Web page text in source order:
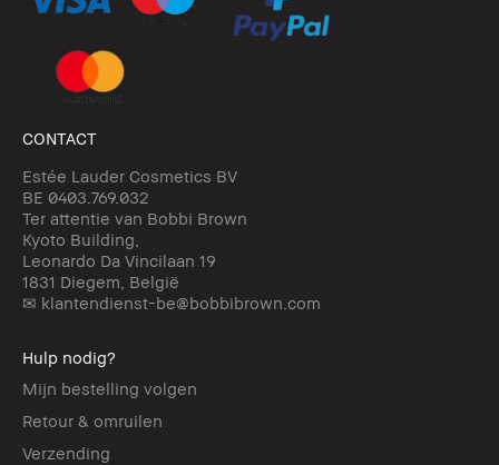
CONTACT
Estée Lauder Cosmetics BV
BE 0403.769.032
Ter attentie van Bobbi Brown
Kyoto Building,
Leonardo Da Vincilaan 19
1831 Diegem, België
✉ klantendienst-be@bobbibrown.com
Hulp nodig?
Mijn bestelling volgen
Retour & omruilen
Verzending